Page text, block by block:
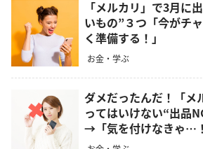
「メルカリ」で3月に
いもの”３つ「今がチ
く準備する！」
お金・学ぶ
ダメだったんだ！「メ
ってはいけない“出品
→「気を付けなきゃ…